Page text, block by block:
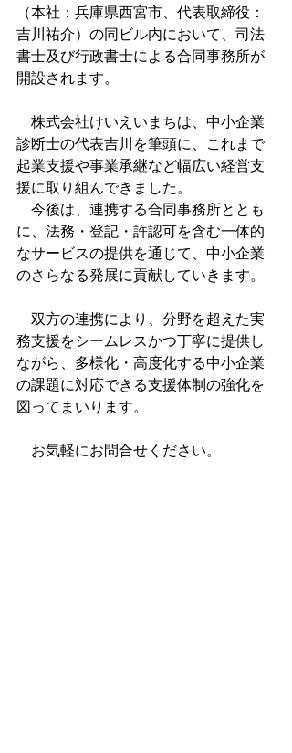
（本社：兵庫県西宮市、代表取締役：
吉川祐介）の同ビル内において、司法
書士及び行政書士による合同事務所が
開設されます。
株式会社けいえいまちは、中小企業
診断士の代表吉川を筆頭に、これまで
起業支援や事業承継など幅広い経営支
援に取り組んできました。
今後は、連携する合同事務所ととも
に、法務・登記・許認可を含む一体的
なサービスの提供を通じて、中小企業
のさらなる発展に貢献していきます。
双方の連携により、分野を超えた実
務支援をシームレスかつ丁寧に提供し
ながら、多様化・高度化する中小企業
の課題に対応できる支援体制の強化を
図ってまいります。
お気軽にお問合せください。